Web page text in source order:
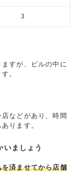
3
すが、ビルの中に
。
などがあり、時間
ります。
いましょう
済ませてから店舗